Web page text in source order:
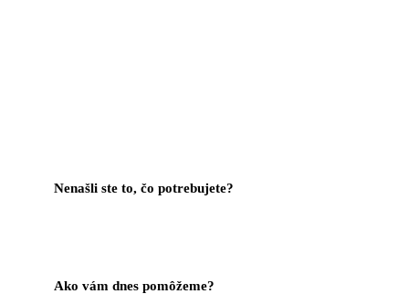
Nenašli ste to, čo potrebujete?
Ako vám dnes pomôžeme?